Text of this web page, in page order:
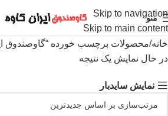
Skip to navigation
Skip to main content
منو
خانه محصولات برچسب خورده “گاوصندوق
در حال نمایش یک نتیجه
نمایش سایدبار